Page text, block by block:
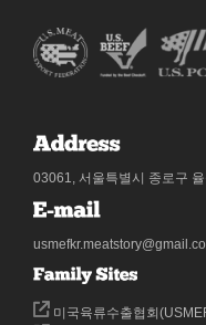
03061, 서울특별시 종로구
미국육류수출협회